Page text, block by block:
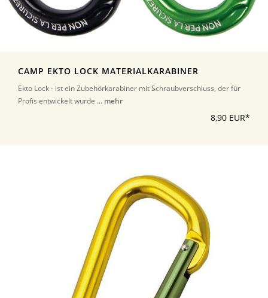
CAMP EKTO LOCK MATERIALKARABINER
Ekto Lock - ist ein Zubehörkarabiner mit Schraubverschluss, der für
Profis entwickelt wurde ... mehr
8,90 EUR*